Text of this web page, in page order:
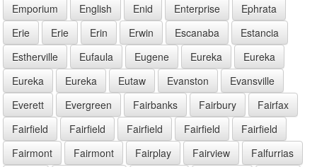
Emporium
English Enid Enterprise
Ephrata
Erie
Erie Erin Erwin Escanaba
Estancia
Estherville
Eufaula Eugene Eureka
Eureka
Eureka
Eureka Eutaw Evanston
Evansville
Everett
Evergreen Fairbanks Fairbury
Fairfax
Fairfield
Fairfield Fairfield Fairfield
Fairfield
Fairmont
Fairmont Fairplay Fairview Falfurrias